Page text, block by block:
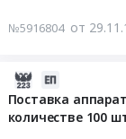
,
№5916804 от
Поставка
количестве 100